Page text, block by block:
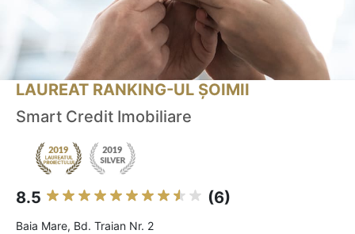
LAUREAT RANKING-UL ȘOIMII
Smart Credit Imobiliare
8.5 (6)
Baia Mare, Bd. Traian Nr. 2